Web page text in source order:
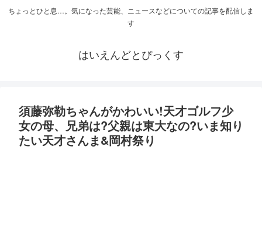
ちょっとひと息…。気になった芸能、ニュースなどについての記事を配信しま
す
はいえんどとぴっくす
須藤弥勒ちゃんがかわいい!天才ゴルフ少
女の母、兄弟は?父親は東大なの?いま知り
たい天才さんま&岡村祭り